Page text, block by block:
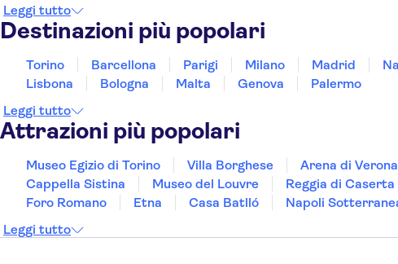
Leggi tutto
Destinazioni più popolari
Torino Barcellona Parigi Milano Madrid
Lisbona
Bologna Malta Genova
Palermo
Leggi tutto
Attrazioni più popolari
Museo Egizio di Torino Villa Borghese Arena di Verona
Cappella Sistina
Museo del Louvre Reggia di Caserta
Foro Romano
Etna Casa Batlló
Napoli
Leggi tutto